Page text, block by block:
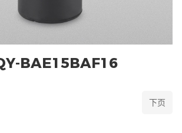
BAE15BAF16
下页